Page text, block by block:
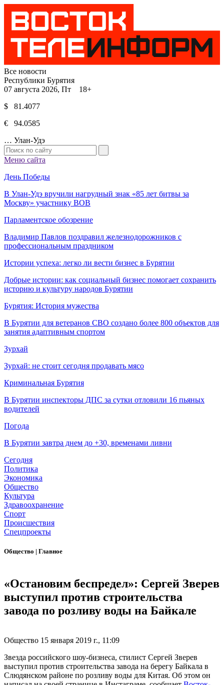
Все новости
Республики Бурятия
07 августа 2026, Пт 18+
$ 81.4077
€ 94.0585
… Улан-Удэ
Меню сайта
День Победы
В Улан-Удэ вручили нагрудный знак «85 лет битвы за
Москву» участнику ВОВ
Парламентское обозрение
Владимир Павлов поздравил железнодорожников с
профессиональным праздником
Истории успеха: легко ли вести бизнес в Бурятии
Добрые истории: как социальный бизнес помогает сохранить
историю и культуру народов Бурятии
Бурятия: История мужества
В Бурятии для ветеранов СВО создано более 800 объектов для
занятия адаптивным спортом
Зурхай
Зурхай: не стоит сегодня продавать мясо
Криминальная Бурятия
В Бурятии инспекторы ДПС за сутки отловили 16 пьяных
водителей
Погода
В Бурятии завтра днем до +30, временами ливни
Сегодня
Политика
Экономика
Общество
Культура
Здравоохранение
Спорт
Происшествия
Спецпроекты
Общество | Главное
«Остановим беспредел»: Сергей Зверев
выступил против строительства
завода по розливу воды на Байкале
Общество 15 января 2019 г., 11:09
Звезда российского шоу-бизнеса, стилист Сергей Зверев
выступил против строительства завода на берегу Байкала в
Слюдянском районе по розливу воды для Китая. Об этом он